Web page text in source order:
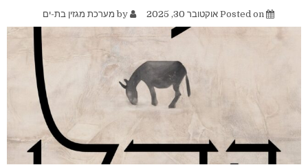
Posted on אוקטובר 30, 2025 by מערכת מגזין בת-ים